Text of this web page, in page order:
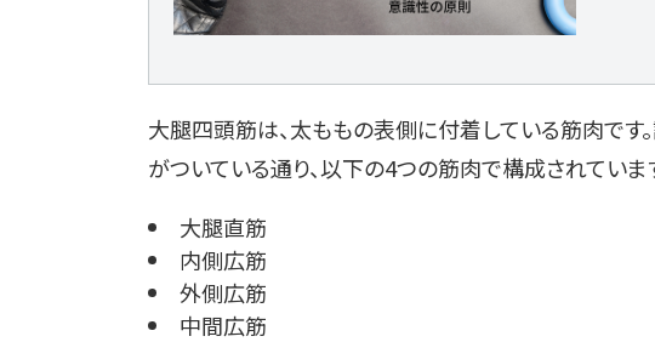
大腿四頭筋は、太ももの表側に付着している筋肉です
がついている通り、以下の4つの筋肉で構成されていま
大腿直筋
内側広筋
外側広筋
中間広筋